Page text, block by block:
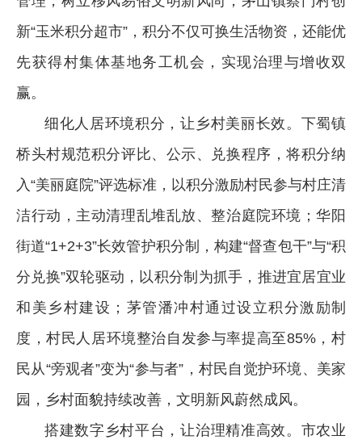
新“玉米积分超市”，积分不仅可换生活物资，还能优
先获得村集体基地务工机会，实现治理与增收双
赢。
细化人居环境积分，让乡村美丽长效。下蜀镇
桥头村规范积分评比、公示、兑换程序，将积分纳
入“美丽庭院”评选标准，以积分激励村民参与村庄清
洁行动，主动清理乱堆乱放、整治庭院环境；华阳
街道“1+2+3”长效管护积分制，构建“督查包干”与“积
分兑换”双轮驱动，以积分制为抓手，推进宜居宜业
和美乡村建设；茅管潘冲村通过设立积分激励制
度，村民人居环境整治自发参与率提高至85%，村
民从“旁观者”变为“参与者”，村民自觉护环境、美家
园，乡村面貌持续改善，文明新风蔚然成风。
搭建数字乡村平台，让治理精准高效。市农业